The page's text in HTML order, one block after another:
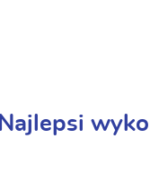
Najlepsi